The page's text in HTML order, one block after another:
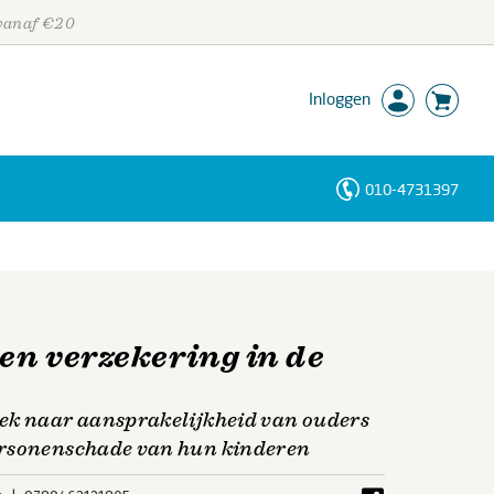
€20
Inloggen
010-4731397
verzekering in de
naar aansprakelijkheid van ouders
van hun kinderen
Personen